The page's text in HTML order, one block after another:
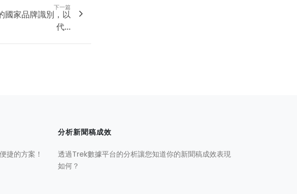
下一篇
國家品牌識別，以
代...
捷的方案！
分析新聞稿成效
透過Trek數據平台的分析讓您知道你的新聞稿成效表現
如何？